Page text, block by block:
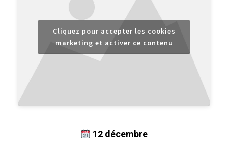
Cliquez pour accepter les cookies
marketing et activer ce contenu
12 décembre